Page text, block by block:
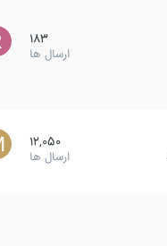
183
ارسال ها
12,050
ارسال ها